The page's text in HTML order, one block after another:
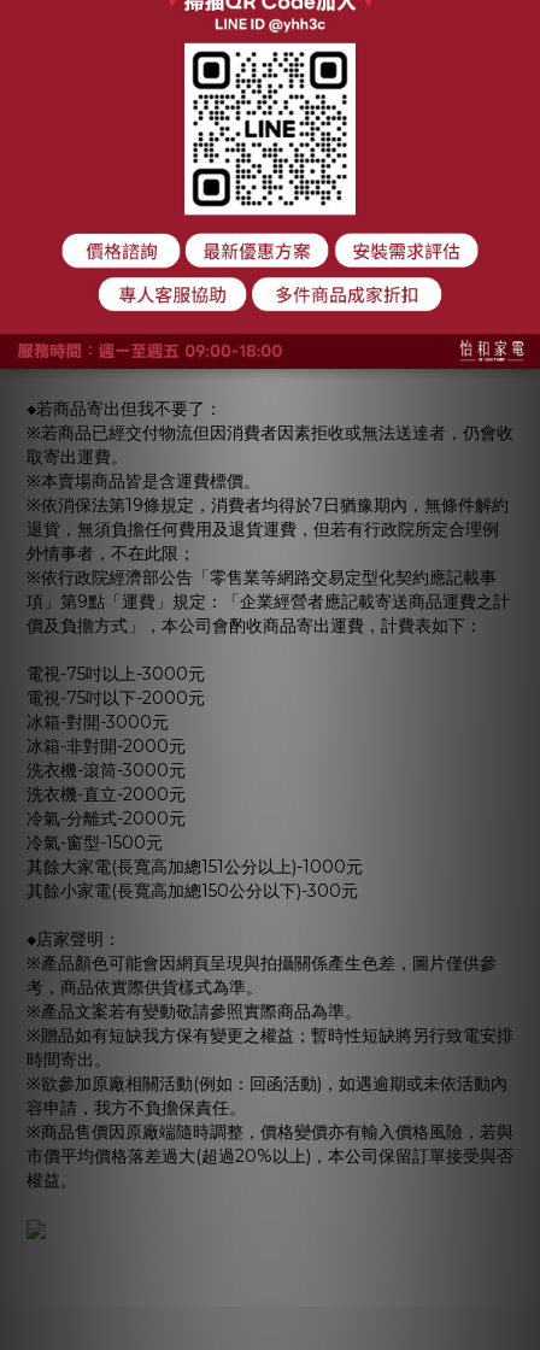
※收貨時務必使用手機錄影存證，若商品外包裝有明顯的摔傷、撞
擊等痕跡，請直接向物流拒收，千萬不要簽收！並通知我們重新
※簽收以後責任就歸屬於收件者了，我方也難以向物流索賠，您也
沒有證據證明不是您造成的，請各位好買家務必要注意！
※購買及拆封請注意:商品一經拆封*使用*就會酌收「整新費」。
(價格以實際報價為主)
※鑑賞期非試用期，您可以拆封檢查商品的完整性及功能之正常，
但不可進行會留下使用痕跡之測試。
※所有品牌家電/3C類資通訊商品/軟體商品/衛生用品一經開封會
酌收商品之售價*20%整新費*
※大型家電(洗衣機/冰箱/電視/空調/酒櫃/洗碗機)經到府安裝後之
商品，會酌收商品之售價*40%整新費*
◆若商品寄出但我不要了：
※若商品已經交付物流但因消費者因素拒收或無法送達者，仍會收
取寄出運費。
※本賣場商品皆是含運費標價。
※依消保法第19條規定，消費者均得於7日猶豫期內，無條件解約
退貨，無須負擔任何費用及退貨運費，但若有行政院所定合理例
外情事者，不在此限；
※依行政院經濟部公告「零售業等網路交易定型化契約應記載事
項」第9點「運費」規定：「企業經營者應記載寄送商品運費之計
價及負擔方式」，本公司會酌收商品寄出運費，計費表如下：
電視-75吋以上-3000元
電視-75吋以下-2000元
冰箱-對開-3000元
冰箱-非對開-2000元
洗衣機-滾筒-3000元
洗衣機-直立-2000元
冷氣-分離式-2000元
冷氣-窗型-1500元
其餘大家電(長寬高加總151公分以上)-1000元
其餘小家電(長寬高加總150公分以下)-300元
◆店家聲明：
※產品顏色可能會因網頁呈現與拍攝關係產生色差，圖片僅供參
考，商品依實際供貨樣式為準。
※產品文案若有變動敬請參照實際商品為準。
※贈品如有短缺我方保有變更之權益；暫時性短缺將另行致電安排
時間寄出。
※欲參加原廠相關活動(例如：回函活動)，如遇逾期或未依活動內
容申請，我方不負擔保責任。
※商品售價因原廠端隨時調整，價格變價亦有輸入價格風險，若與
市價平均價格落差過大(超過20%以上)，本公司保留訂單接受與否
權益。